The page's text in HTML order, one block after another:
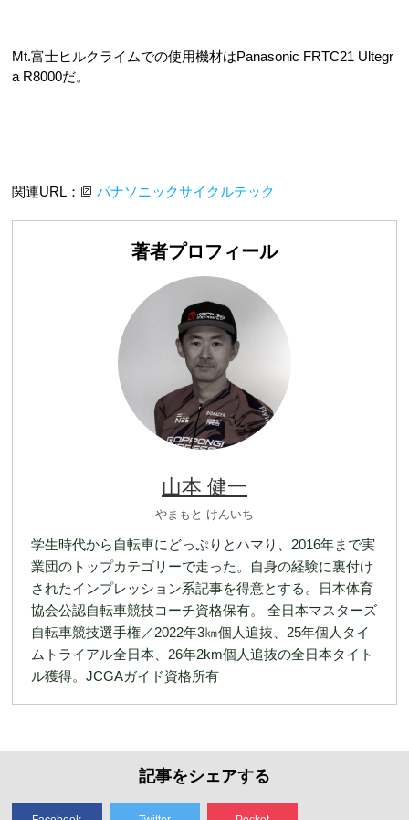
Mt.富士ヒルクライムでの使用機材はPanasonic FRTC21 Ultegr
a R8000だ。
関連URL： パナソニックサイクルテック
著者プロフィール
山本 健一
やまもと けんいち
学生時代から自転車にどっぷりとハマり、2016年まで実
業団のトップカテゴリーで走った。自身の経験に裏付け
されたインプレッション系記事を得意とする。日本体育
協会公認自転車競技コーチ資格保有。 全日本マスターズ
自転車競技選手権／2022年3㎞個人追抜、25年個人タイ
ムトライアル全日本、26年2km個人追抜の全日本タイト
ル獲得。JCGAガイド資格所有
記事をシェアする